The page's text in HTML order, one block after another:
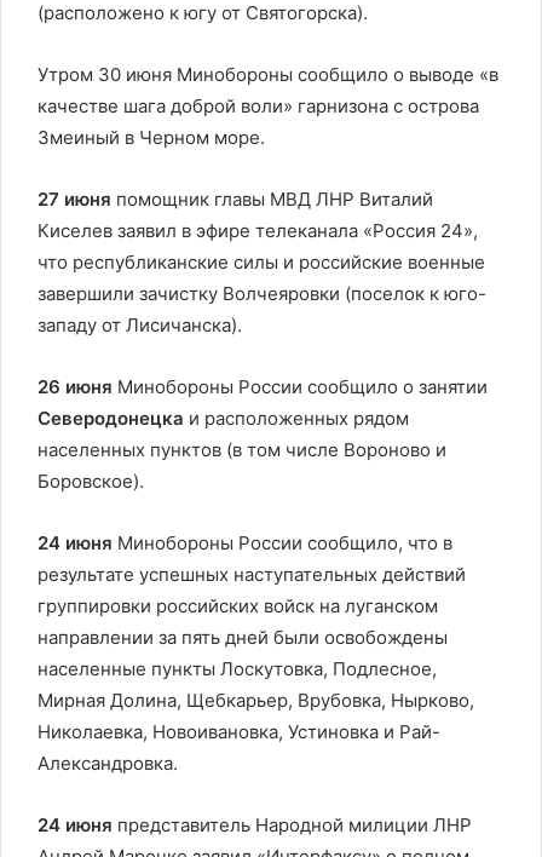
(расположено к югу от Святогорска).
Утром 30 июня Минобороны сообщило о выводе «в
качестве шага доброй воли» гарнизона с острова
Змеиный в Черном море.
27 июня помощник главы МВД ЛНР Виталий
Киселев заявил в эфире телеканала «Россия 24»,
что республиканские силы и российские военные
завершили зачистку Волчеяровки (поселок к юго-
западу от Лисичанска).
26 июня Минобороны России сообщило о занятии
Северодонецка и расположенных рядом
населенных пунктов (в том числе Вороново и
Боровское).
24 июня Минобороны России сообщило, что в
результате успешных наступательных действий
группировки российских войск на луганском
направлении за пять дней были освобождены
населенные пункты Лоскутовка, Подлесное,
Мирная Долина, Щебкарьер, Врубовка, Нырково,
Николаевка, Новоивановка, Устиновка и Рай-
Александровка.
24 июня представитель Народной милиции ЛНР